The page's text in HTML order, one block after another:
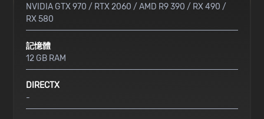
NVIDIA GTX 970 / RTX 2060 / AMD R9 390 / RX 490 /
RX 580
記憶體
12 GB RAM
DIRECTX
-